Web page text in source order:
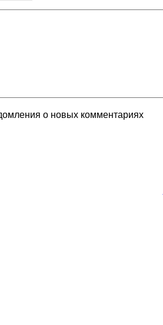
о новых комментариях